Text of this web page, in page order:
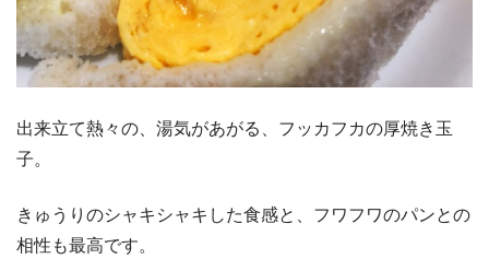
出来立て熱々の、湯気があがる、フッカフカの厚焼き玉
子。
きゅうりのシャキシャキした食感と、フワフワのパンとの
相性も最高です。